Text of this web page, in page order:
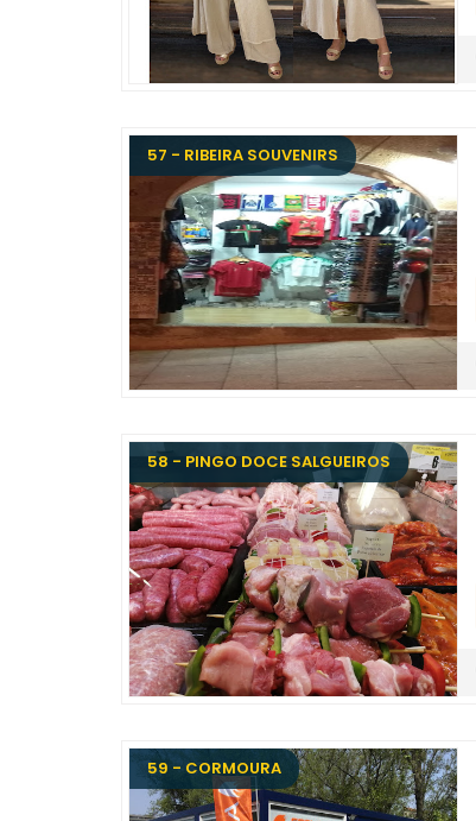
57 - RIBEIRA SOUVENIRS
58 - PINGO DOCE SALGUEIROS
59 - CORMOURA